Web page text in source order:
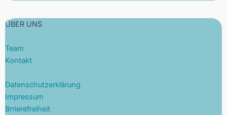
ÜBER UNS
Team
Kontakt
Datenschutzerklärung
Impressum
Brrierefreiheit